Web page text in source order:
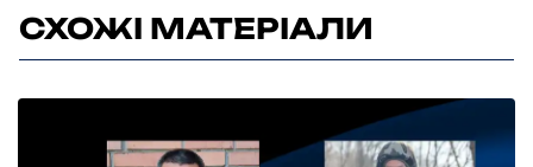
СХОЖІ МАТЕРІАЛИ